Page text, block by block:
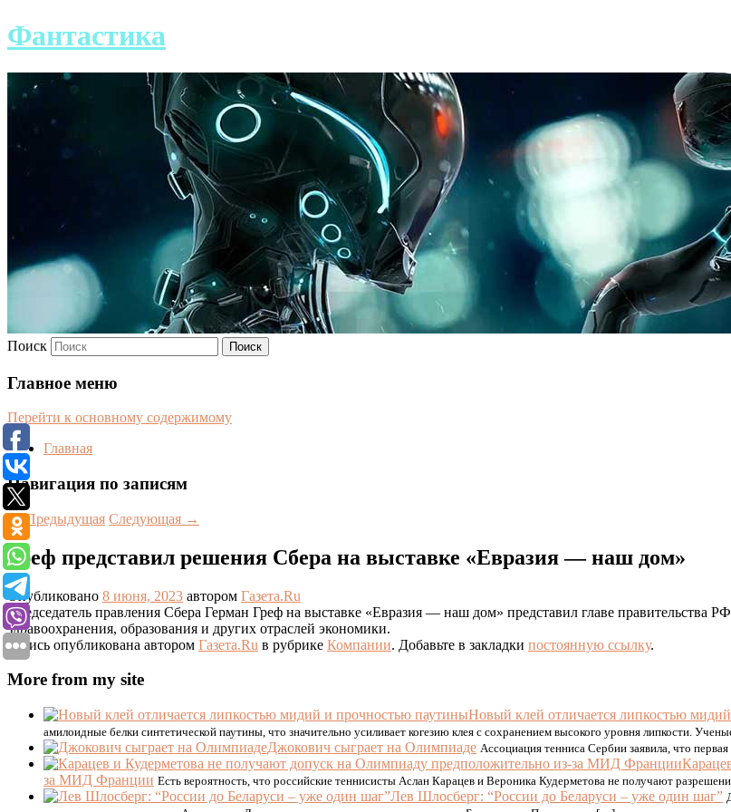
Фантастика
Поиск
Главное меню
Перейти к основному содержимому
Главная
Навигация по записям
←Предыдущая Следующая →
Греф представил решения Сбера на выставке «Евразия — наш дом»
Опубликовано 8 июня, 2023 автором Газета.Ru
Председатель правления Сбера Герман Греф на выставке «Евразия — наш дом» представил главе
здравоохранения, образования и других отраслей экономики.
Запись опубликована автором Газета.Ru в рубрике Компании. Добавьте в закладки постоянную ссылку.
More from my site
Новый клей отличается липкостью
амилоидные белки синтетической паутины, что значительно усиливает когезию клея с сохранением высокого уровня липкости.
Джокович сыграет на Олимпиаде Ассоциация тенниса Сербии заявила, что
за МИД Франции Есть вероятность, что российские теннисисты Аслан Карацев и Вероника Кудерметова не получают
Лев Шлосберг: “России до Беларуси – уже один шаг”